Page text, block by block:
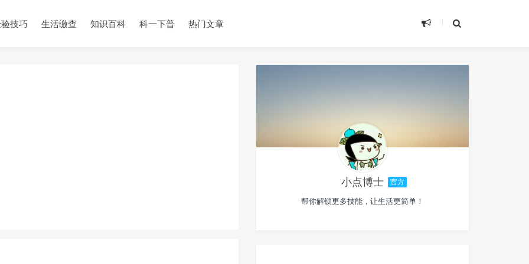
技巧 生活缴查 知识百科 科一下普 热门文章
小点博士 官方
帮你解锁更多技能，让生活更简单！